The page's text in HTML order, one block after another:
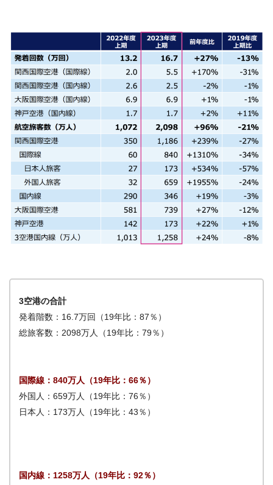
3空港の合計
発着階数：16.7万回（19年比：87％）
総旅客数：2098万人（19年比：79％）
国際線：840万人（19年比：66％）
外国人：659万人（19年比：76％）
日本人：173万人（19年比：43％）
国内線：1258万人（19年比：92％）